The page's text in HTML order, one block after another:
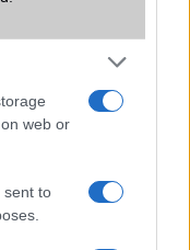
web or
sent to
az Ultránál!
S21